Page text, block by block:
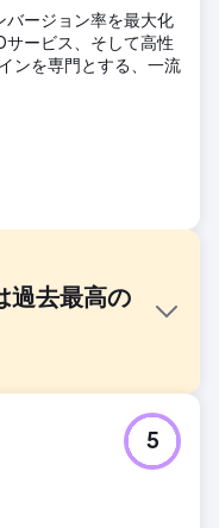
バージョン率を最大化
サービス、そして高性
ンを専門とする、一流
過去最高の
、トラフィックも少
ケティング サービス
5